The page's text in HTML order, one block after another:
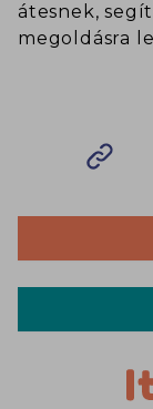
átesnek,
megoldásra